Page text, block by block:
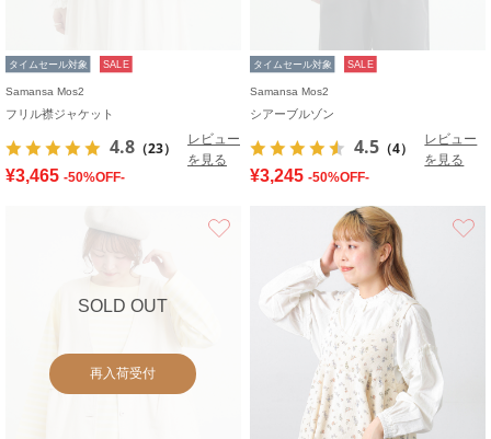
タイムセール対象 SALE
Samansa Mos2
フリル襟ジャケット
4.8 （23）
レビュー
を見る
¥3,465 -50%OFF-
タイムセール対象 SALE
Samansa Mos2
シアーブルゾン
4.5 （4）
レビュー
を見る
¥3,245 -50%OFF-
SOLD OUT
再入荷受付